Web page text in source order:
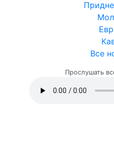
Все
Прослушать